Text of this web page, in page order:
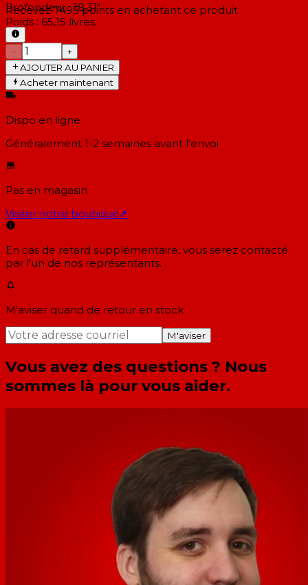
Profondeur : 18,31"
Poids : 65,15 livres.
Recevez 7495 points en achetant ce produit
−
+
AJOUTER AU PANIER
Acheter maintenant
Dispo en ligne
Généralement 1-2 semaines avant l'envoi
Pas en magasin
Visiter notre boutique↗
En cas de retard supplémentaire, vous serez contacté
par l'un de nos représentants.
M'aviser quand de retour en stock
M'aviser
Vous avez des questions ? Nous
sommes là pour vous aider.